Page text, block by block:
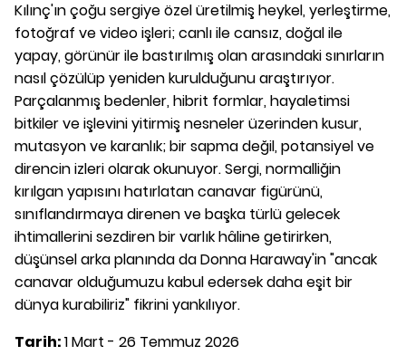
Kılınç'ın çoğu sergiye özel üretilmiş heykel, yerleştirme,
fotoğraf ve video işleri; canlı ile cansız, doğal ile
yapay, görünür ile bastırılmış olan arasındaki sınırların
nasıl çözülüp yeniden kurulduğunu araştırıyor.
Parçalanmış bedenler, hibrit formlar, hayaletimsi
bitkiler ve işlevini yitirmiş nesneler üzerinden kusur,
mutasyon ve karanlık; bir sapma değil, potansiyel ve
direncin izleri olarak okunuyor. Sergi, normalliğin
kırılgan yapısını hatırlatan canavar figürünü,
sınıflandırmaya direnen ve başka türlü gelecek
ihtimallerini sezdiren bir varlık hâline getirirken,
düşünsel arka planında da Donna Haraway'in "ancak
canavar olduğumuzu kabul edersek daha eşit bir
dünya kurabiliriz" fikrini yankılıyor.
Tarih:1 Mart - 26 Temmuz 2026